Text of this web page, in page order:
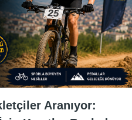
Aranıyor: